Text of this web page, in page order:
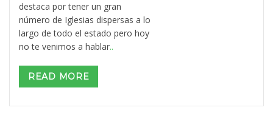
destaca por tener un gran
número de Iglesias dispersas a lo
largo de todo el estado pero hoy
no te venimos a hablar..
READ MORE